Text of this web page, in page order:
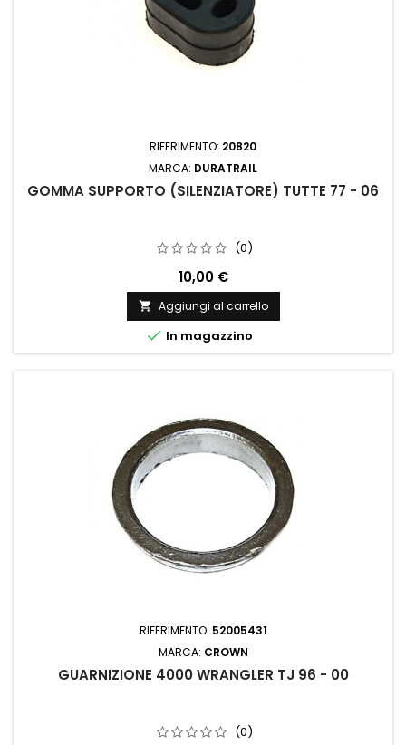
RIFERIMENTO: 20820
MARCA: DURATRAIL
GOMMA SUPPORTO (SILENZIATORE) TUTTE 77 - 06
(0)
10,00 €
 Aggiungi al carrello
 In magazzino
RIFERIMENTO: 52005431
MARCA: CROWN
GUARNIZIONE 4000 WRANGLER TJ 96 - 00
(0)